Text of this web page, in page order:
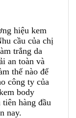
hiệu kem
cầu của chị
trắng da
an toàn và
thế nào để
công ty của
body
hàng đầu
nay.